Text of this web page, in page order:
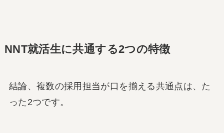
NNT就活生に共通する2つの特徴
結論、複数の採用担当が口を揃える共通点は、た
った2つです。